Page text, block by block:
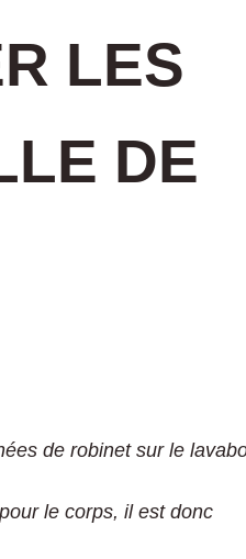
LES
DE
de robinet sur le
le corps, il est donc